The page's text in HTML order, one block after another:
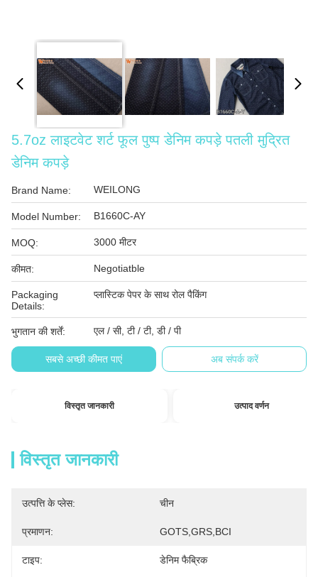
5.7oz लाइटवेट शर्ट फूल पुष्प डेनिम कपड़े पतली मुद्रित
डेनिम कपड़े
Brand Name: WEILONG
Model Number: B1660C-AY
MOQ: 3000 मीटर
कीमत: Negotiatble
Packaging
Details:
प्लास्टिक पेपर के साथ रोल पैकिंग
भुगतान की शर्तें: एल / सी, टी / टी, डी / पी
सबसे अच्छी कीमत पाएं अब संपर्क करें
विस्तृत जानकारी उत्पाद वर्णन
विस्तृत जानकारी
उत्पत्ति के प्लेस: चीन
प्रमाणन: GOTS,GRS,BCI
टाइप: डेनिम फैब्रिक